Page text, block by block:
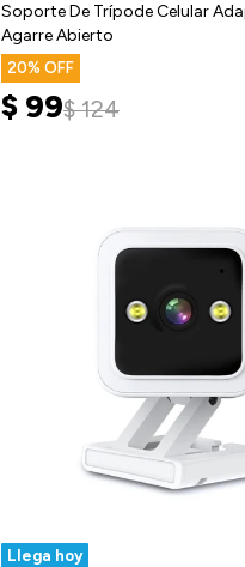
Soporte De Trípode Celular
Agarre Abierto
20
$ 99$ 124
Llega hoy